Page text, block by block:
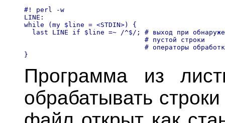
#! perl -w
LINE:
while (my $line = <STDIN>) {
last LINE if $line =~ /^$/; # выход при
                              # пустой строки
# операторы
Программа из
обрабатывать